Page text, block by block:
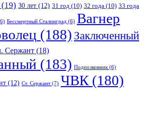
(19) 30 лет (12) 31 год (10) 32 года (10) 33 года
Бессмертный Сталинград (6) Вагнер
(188) Заключенный
Сержант (18)
(183) Подполковник (6)
(12) Ст. Сержант (7) ЧВК (180)